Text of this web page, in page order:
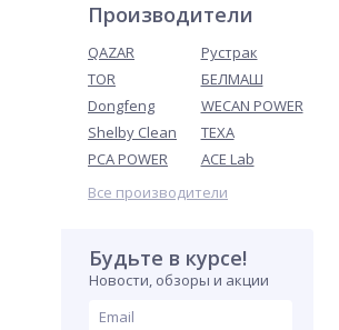
Производители
QAZAR
Рустрак
TOR
БЕЛМАШ
Dongfeng
WECAN POWER
Shelby Clean
TEXA
PCA POWER
ACE Lab
Все производители
Будьте в курсе!
Новости, обзоры и акции